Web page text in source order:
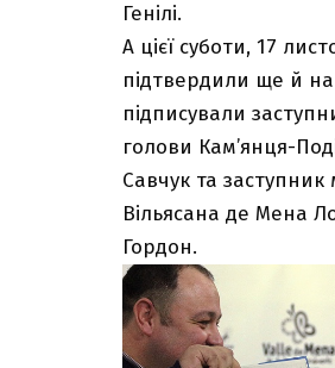
Генілі.
А цієї суботи, 17
підтвердили ще й на
підписували
голови Кам’янця-
Савчук та заступник
Вільясана де Мена
Гордон.